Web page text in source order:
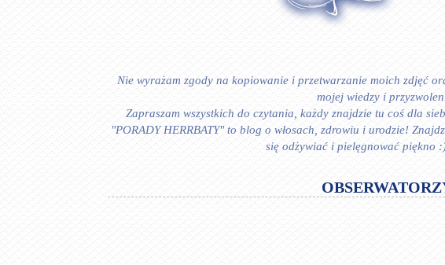
Nie wyrażam zgody na kopiowanie i przetwarzanie moich zdjęć
mojej wiedzy i
Zapraszam wszystkich do czytania, każdy znajdzie tu coś dla
"PORADY HERRBATY" to blog o włosach, zdrowiu i urodzie!
się odżywiać i pielęgnować piękno